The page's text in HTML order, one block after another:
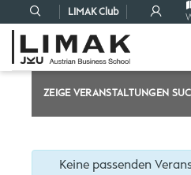
LIMAK Club
SUCHE
UND
NAVIGATION
ZEIGE VERANSTALTUNGEN
Keine passenden